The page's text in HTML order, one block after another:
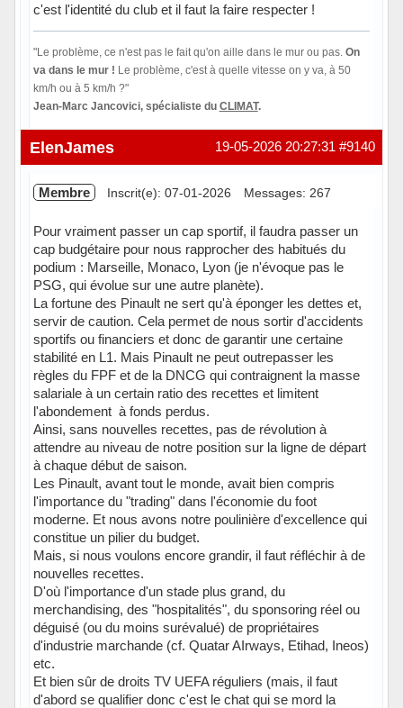
c'est l'identité du club et il faut la faire respecter !
"Le problème, ce n'est pas le fait qu'on aille dans le mur ou pas. On
va dans le mur ! Le problème, c'est à quelle vitesse on y va, à 50
km/h ou à 5 km/h ?"
Jean-Marc Jancovici, spécialiste du CLIMAT.
Hors ligne #9140
19-05-2026 20:27:31
ElenJames
Membre Inscrit(e): 07-01-2026 Messages: 267
Pour vraiment passer un cap sportif, il faudra passer un
cap budgétaire pour nous rapprocher des habitués du
podium : Marseille, Monaco, Lyon (je n'évoque pas le
PSG, qui évolue sur une autre planète).
La fortune des Pinault ne sert qu'à éponger les dettes et,
servir de caution. Cela permet de nous sortir d'accidents
sportifs ou financiers et donc de garantir une certaine
stabilité en L1. Mais Pinault ne peut outrepasser les
règles du FPF et de la DNCG qui contraignent la masse
salariale à un certain ratio des recettes et limitent
l'abondement à fonds perdus.
Ainsi, sans nouvelles recettes, pas de révolution à
attendre au niveau de notre position sur la ligne de départ
à chaque début de saison.
Les Pinault, avant tout le monde, avait bien compris
l'importance du "trading" dans l'économie du foot
moderne. Et nous avons notre poulinière d'excellence qui
constitue un pilier du budget.
Mais, si nous voulons encore grandir, il faut réfléchir à de
nouvelles recettes.
D'où l'importance d'un stade plus grand, du
merchandising, des "hospitalités", du sponsoring réel ou
déguisé (ou du moins surévalué) de propriétaires
d'industrie marchande (cf. Quatar AIrways, Etihad, Ineos)
etc.
Et bien sûr de droits TV UEFA réguliers (mais, il faut
d'abord se qualifier donc c'est le chat qui se mord la